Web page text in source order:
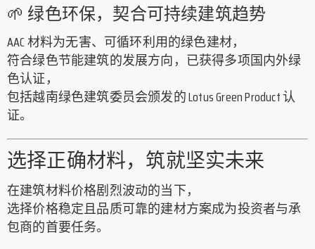
🌱 绿色环保，契合可持续建筑趋势
AAC 材料为无害、可循环利用的绿色建材，
符合绿色节能建筑的发展方向，已获得多项国内外绿
色认证，
包括越南绿色建筑委员会颁发的 Lotus Green Product 认
证。
选择正确材料，筑就坚实未来
在建筑材料价格剧烈波动的当下，
选择价格稳定且品质可靠的建材方案成为投资者与承
包商的首要任务。